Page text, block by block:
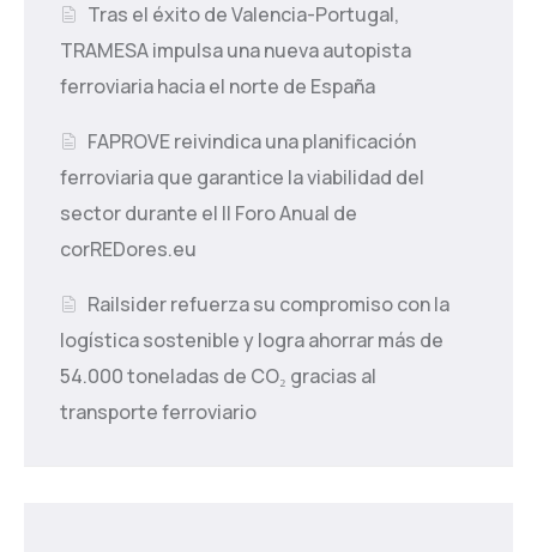
Tras el éxito de Valencia-Portugal,
TRAMESA impulsa una nueva autopista
ferroviaria hacia el norte de España
FAPROVE reivindica una planificación
ferroviaria que garantice la viabilidad del
sector durante el II Foro Anual de
corREDores.eu
Railsider refuerza su compromiso con la
logística sostenible y logra ahorrar más de
54.000 toneladas de CO₂ gracias al
transporte ferroviario